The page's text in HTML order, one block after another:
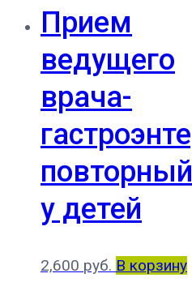
Прием
ведущего
врача-
повторный
у детей
2,600 руб. В корзину